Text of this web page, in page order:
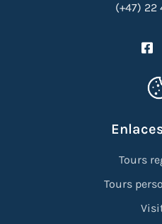
(+47) 22
Tours
Tours